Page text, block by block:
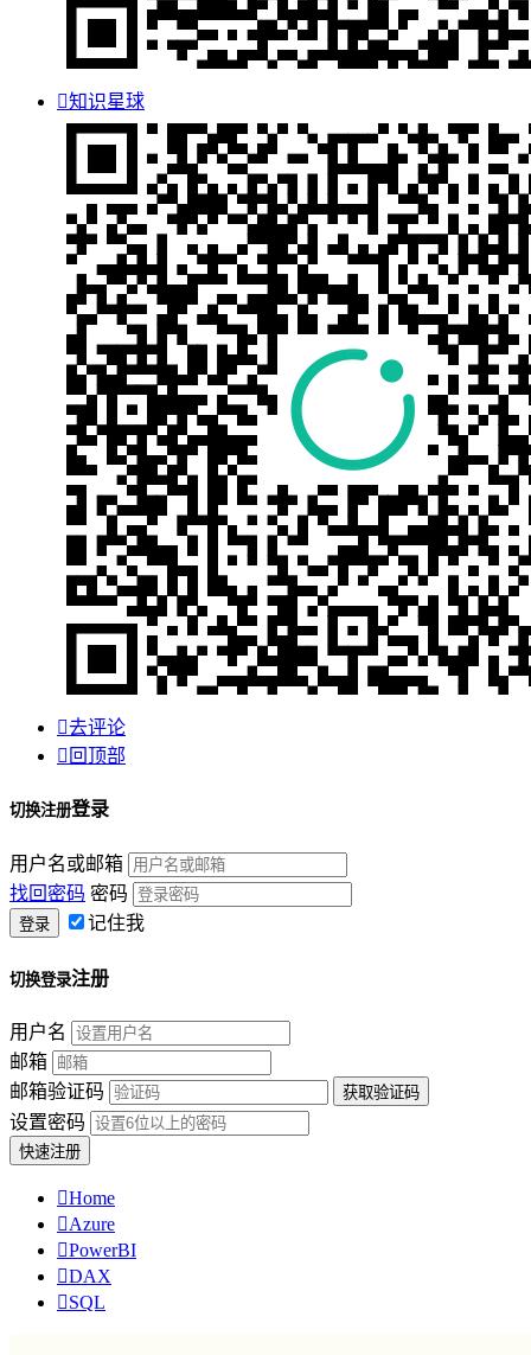
知识星球
去评论
 回顶部
切换注册登录
用户名或邮箱
找回密码 密码
记住我
切换登录注册
用户名
邮箱
邮箱验证码
设置密码
Home
Azure
PowerBI
DAX
SQL